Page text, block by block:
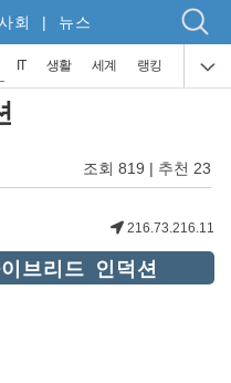
회 | 뉴스
IT 생활 세계 랭킹
조회 819 | 추천 23
216.73.216.11
브리드 인덕션